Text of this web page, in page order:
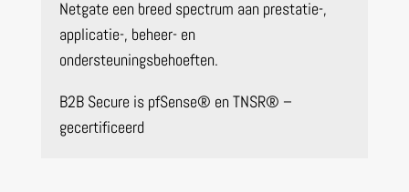
Netgate een breed spectrum aan prestatie-,
applicatie-, beheer- en
ondersteuningsbehoeften.
B2B Secure is pfSense® en TNSR® –
gecertificeerd